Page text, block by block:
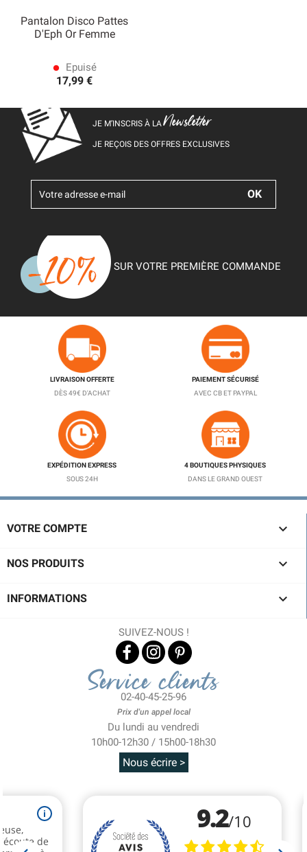
Pantalon Disco Pattes
D'Eph Or Femme
lens Epuisé
17,99 €
JE M’INSCRIS À LANewsletter
JE REÇOIS DES OFFRES EXCLUSIVES
SUR VOTRE PREMIÈRE COMMANDE
LIVRAISON OFFERTE
DÈS 49€ D'ACHAT
PAIEMENT SÉCURISÉ
AVEC CB ET PAYPAL
EXPÉDITION EXPRESS
SOUS 24H
4 BOUTIQUES PHYSIQUES
DANS LE GRAND OUEST
VOTRE COMPTE 
NOS PRODUITS 
INFORMATIONS 
SUIVEZ-NOUS !
Service clients
02-40-45-25-96
Prix d'un appel local
Du lundi au vendredi
10h00-12h30 / 15h00-18h30
Nous écrire >